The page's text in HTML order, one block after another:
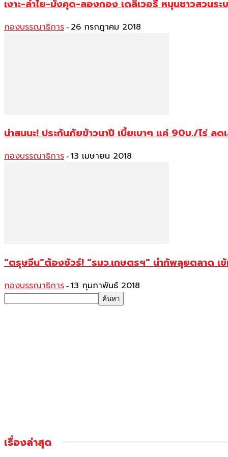
เงาะ-ลำไย-มังคุด-ลองกอง เดลิเวอรี่ หนุนชาวสวนร
กองบรรณาธิการ - 26 กรกฎาคม 2018
น่าสนนะ! ประกันภัยข้าวนาปี เบี้ยเบาๆ แค่ 90บ./ไร่ ล
กองบรรณาธิการ - 13 เมษายน 2018
“ตรุษจีน”ต้องชัวร์! “รมว.เกษตรฯ” นำทัพลุยตลาด
กองบรรณาธิการ - 13 กุมภาพันธ์ 2018
เรื่องล่าสุด